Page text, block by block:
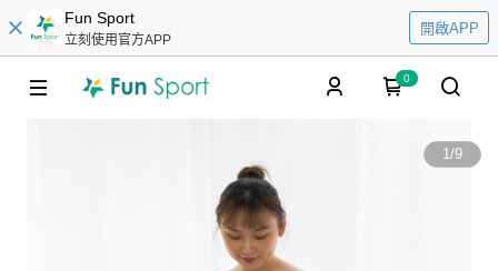
Fun Sport
立刻使用官方APP
開啟APP
0
1/9